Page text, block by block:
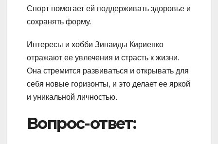
Спорт помогает ей поддерживать здоровье и
сохранять форму.
Интересы и хобби Зинаиды Кириенко
отражают ее увлечения и страсть к жизни.
Она стремится развиваться и открывать для
себя новые горизонты, и это делает ее яркой
и уникальной личностью.
Вопрос-ответ: